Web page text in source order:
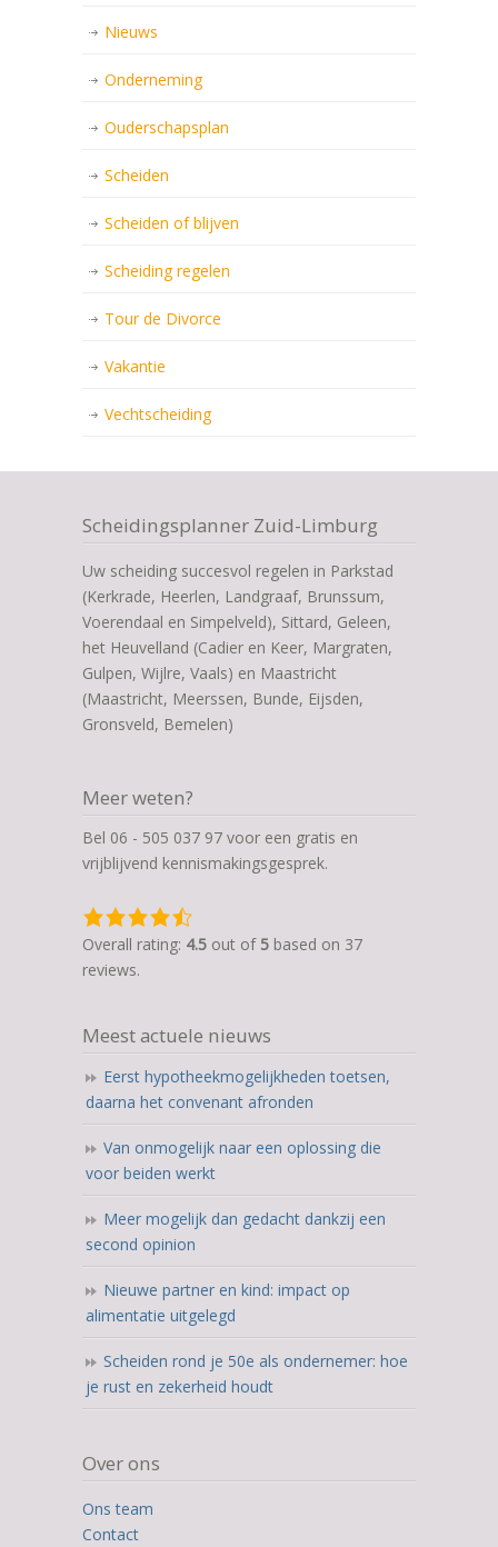
Nieuws
Onderneming
Ouderschapsplan
Scheiden
Scheiden of blijven
Scheiding regelen
Tour de Divorce
Vakantie
Vechtscheiding
Scheidingsplanner Zuid-Limburg
Uw scheiding succesvol regelen in Parkstad
(Kerkrade, Heerlen, Landgraaf, Brunssum,
Voerendaal en Simpelveld), Sittard, Geleen,
het Heuvelland (Cadier en Keer, Margraten,
Gulpen, Wijlre, Vaals) en Maastricht
(Maastricht, Meerssen, Bunde, Eijsden,
Gronsveld, Bemelen)
Meer weten?
Bel 06 - 505 037 97 voor een gratis en
vrijblijvend kennismakingsgesprek.
4,5
rating
based
ratings
Overall rating: 4.5 out of 5 based on 37
reviews.
Meest actuele nieuws
Eerst hypotheekmogelijkheden toetsen,
daarna het convenant afronden
Van onmogelijk naar een oplossing die
voor beiden werkt
Meer mogelijk dan gedacht dankzij een
second opinion
Nieuwe partner en kind: impact op
alimentatie uitgelegd
Scheiden rond je 50e als ondernemer: hoe
je rust en zekerheid houdt
Over ons
Ons team
Contact